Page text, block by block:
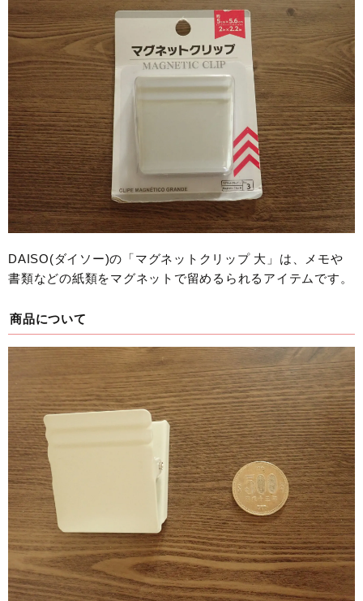
DAISO(ダイソー)の「マグネットクリップ 大」は、メモや
書類などの紙類をマグネットで留めるられるアイテムです。
商品について